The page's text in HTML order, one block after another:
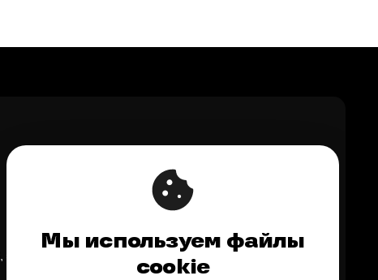
, @ontico_support
Мы используем файлы
cookie